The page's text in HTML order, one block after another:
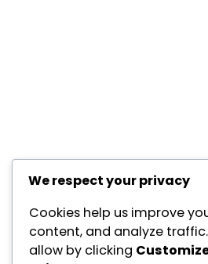
We respect your privacy
Cookies help us improve
content, and analyze
allow by clicking